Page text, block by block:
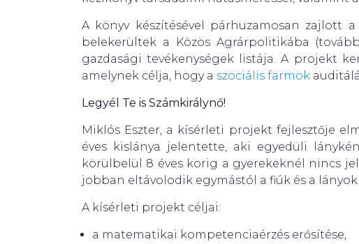
A könyv készítésével párhuzamosan zajlott
belekerültek a Közös Agrárpolitikába
gazdasági tevékenységek listája. A projekt
amelynek célja, hogy a szociális farmok
Legyél Te is Számkirálynő!
Miklós Eszter, a kísérleti projekt fejlesztője
éves kislánya jelentette, aki egyedüli
körülbelül 8 éves korig a gyerekeknél nincs
jobban eltávolodik egymástól a fiúk és a
A kísérleti projekt céljai:
a matematikai kompetenciaérzés erősítése,